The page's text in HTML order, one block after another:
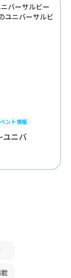
ント情報
ユニバ